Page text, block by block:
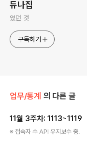
듀나집
였던 것
구독하기
업무/통계 의 다른 글
11월 3주차: 1113~1119
※ 접속자 수 API 유지보수 중.